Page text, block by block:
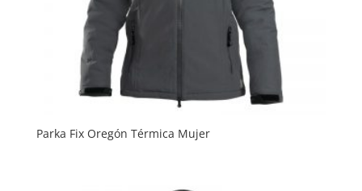
Parka Fix Oregón Térmica Mujer